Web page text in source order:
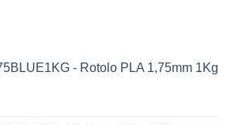
- Rotolo PLA 1,75mm 1Kg